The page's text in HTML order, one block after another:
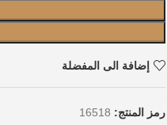
إضافة الى المفضلة
رمز المنتج: 16518